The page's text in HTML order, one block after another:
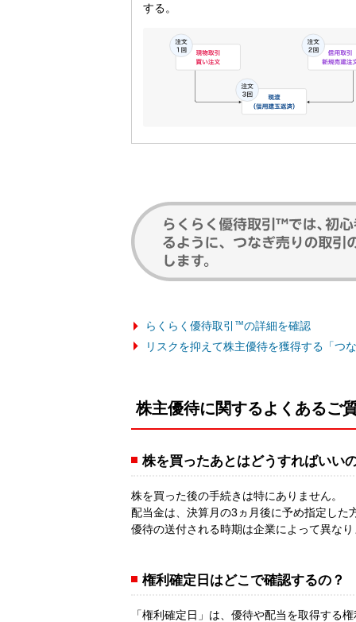
する。
らくらく優待取引 ™の詳細を確認
リスクを抑えて株主優待を獲得する「つ
株主優待に関するよくあるご
株を買ったあとはどうすればいい
株を買った後の手続きは特にありません。
配当金は、決算月の3ヵ月後に予め指定した
優待の送付される時期は企業によって異な
権利確定日はどこで確認するの？
「権利確定日」は、優待や配当を取得する